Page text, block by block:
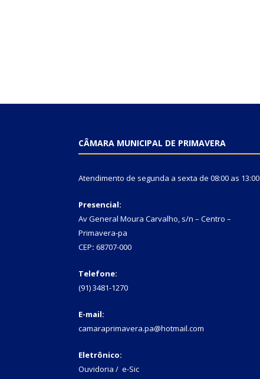
CÂMARA MUNICIPAL DE PRIMAVERA
Atendimento de segunda a sexta de 08:00 as 13:00
Presencial:
Av General Moura Carvalho, s/n – Centro –
Primavera-pa
CEP: 68707-000
Telefone:
(91) 3481-1270
E-mail:
camaraprimavera.pa@hotmail.com
Eletrônico:
Ouvidoria / e-Sic